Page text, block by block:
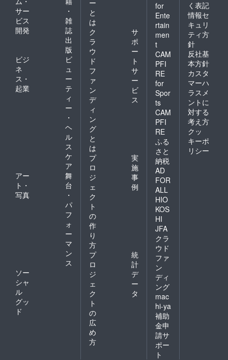
上がり
くださ
い。 ■
ロイ君
豆皿 サ
イズ：
104mm
×高さ
16mm
絵付方
法／転
イ君巾
着 サイ
ズ：約
W160×
H205m
m 材
サー
ビス
開発
・
雑
誌
出
版
ビジ
ネ
ス・
起業
ビ
ュ
ー
テ
ィ
ー
・
ヘ
ル
ス
ケ
ア
アー
ト・
写真
舞
台
・
パ
フ
ォ
ー
マ
ン
ス
ソー
シャ
ル
グッ
ド
ー
と
は
ク
ラ
ウ
ド
フ
ァ
ン
デ
ィ
ン
グ
と
は
サ
ポ
ー
ト
サ
ー
ビ
ス
プ
ロ
ジ
ェ
ク
ト
の
作
り
方
実
施
事
例
プ
ロ
ジ
ェ
ク
ト
の
広
め
方
統
計
デ
ー
タ
for
Ente
rtain
men
t
CAM
PFI
RE
for
Spor
ts
CAM
PFI
RE
ふる
さと
納税
AD
FOR
ALL
HIO
KOS
HI
JFA
クラ
ウド
ファ
ン
ディ
ング
mac
hi-ya
補助
金申
請サ
ポー
ト
く表記
情報セ
キュリ
ティ方
針
反社基
本方針
カスタ
マーハ
ラスメ
ントに
対する
考え方
クッ
キーポ
リシー